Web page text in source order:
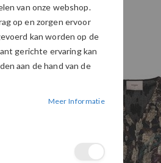
BEANDRA MULTI PAISLEY
van onze webshop.
op en zorgen ervoor
kan worden op de
gerichte ervaring kan
aan de hand van de
Meer Informatie